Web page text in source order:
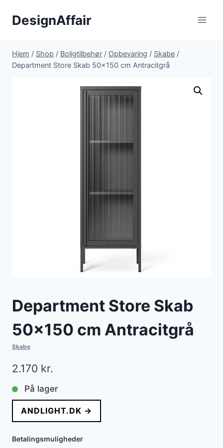
DesignAffair
Hjem / Shop / Boligtilbehør / Opbevaring / Skabe /
Department Store Skab 50×150 cm Antracitgrå
Department Store Skab
50×150 cm Antracitgrå
Skabe
2.170 kr.
På lager
ANDLIGHT.DK →
Betalingsmuligheder